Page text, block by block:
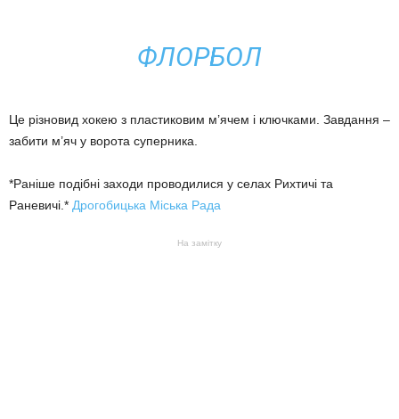
ФЛОРБОЛ
Це різновид хокею з пластиковим м’ячем і ключками. Завдання –
забити м’яч у ворота суперника.
*Раніше подібні заходи проводилися у селах Рихтичі та
Раневичі.* Дрогобицька Міська Рада
На замітку